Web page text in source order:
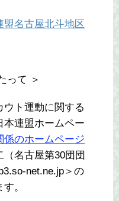
盟名古屋北斗地区
って ＞
ウト運動に関する
本連盟ホームペー
係のホームページ
（名古屋第30団団
net.ne.jp＞の
。